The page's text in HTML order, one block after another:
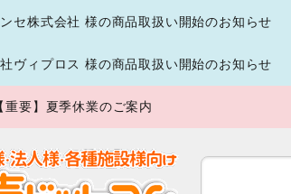
セ株式会社 様の商品取扱い開始のお知らせ
ヴィプロス 様の商品取扱い開始のお知らせ
【重要】夏季休業のご案内